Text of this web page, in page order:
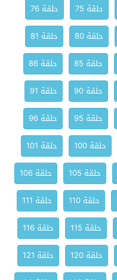
حلقة 75
حلقة 76
حلقة 80
حلقة 81
حلقة 85
حلقة 86
حلقة 90
حلقة 91
حلقة 95
حلقة 96
حلقة 100
حلقة 101
حلقة 105
حلقة 106
حلقة 110
حلقة 111
حلقة 115
حلقة 116
حلقة 120
حلقة 121